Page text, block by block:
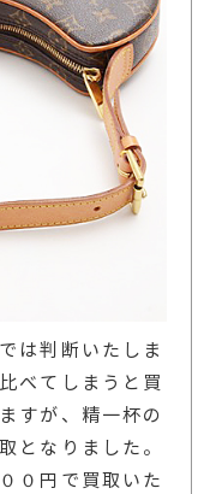
は判断いたしま
べてしまうと買
すが、精一杯の
となりました。
０円で買取いた